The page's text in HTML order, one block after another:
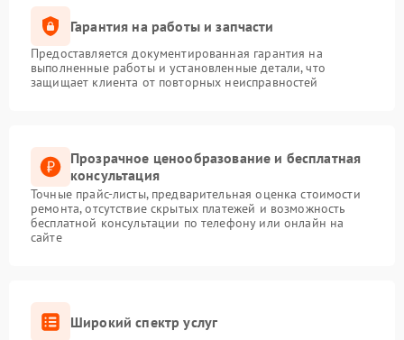
Гарантия на работы и запчасти
Предоставляется документированная гарантия на
выполненные работы и установленные детали, что
защищает клиента от повторных неисправностей
Прозрачное ценообразование и бесплатная
консультация
Точные прайс-листы, предварительная оценка стоимости
ремонта, отсутствие скрытых платежей и возможность
бесплатной консультации по телефону или онлайн на
сайте
Широкий спектр услуг